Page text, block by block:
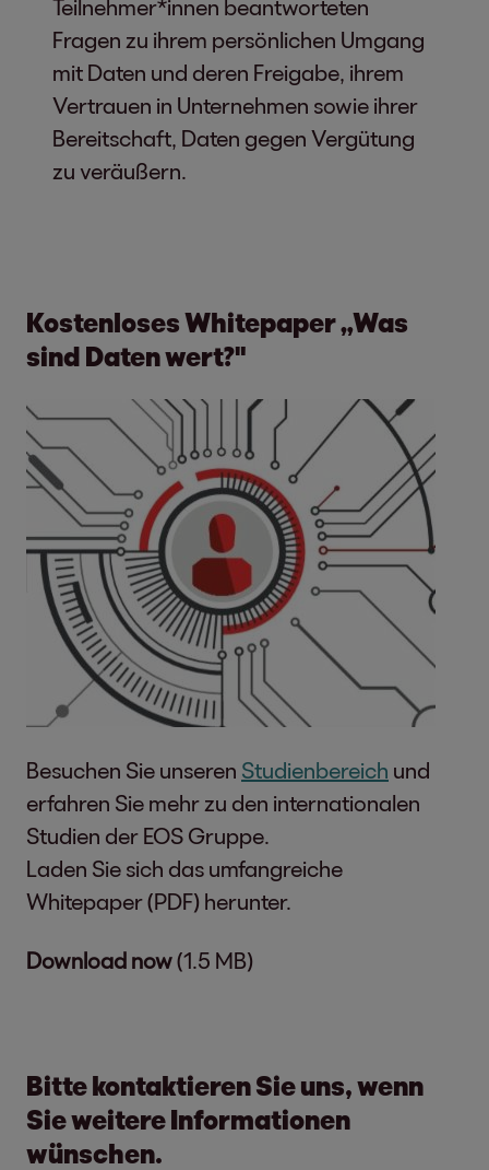
Teilnehmer*innen beantworteten
Fragen zu ihrem persönlichen Umgang
mit Daten und deren Freigabe, ihrem
Vertrauen in Unternehmen sowie ihrer
Bereitschaft, Daten gegen Vergütung
zu veräußern.
Kostenloses Whitepaper „Was
sind Daten wert?"
Besuchen Sie unseren Studienbereich und
erfahren Sie mehr zu den internationalen
Studien der EOS Gruppe.
Laden Sie sich das umfangreiche
Whitepaper (PDF) herunter.
Download now(1.5 MB)
Bitte kontaktieren Sie uns, wenn
Sie weitere Informationen
wünschen.